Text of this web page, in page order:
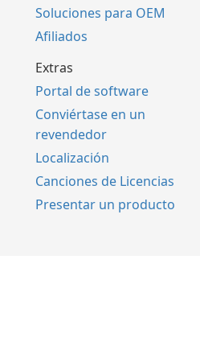
Soluciones para OEM
Afiliados
Extras
Portal de software
Conviértase en un
revendedor
Localización
Canciones de Licencias
Presentar un producto